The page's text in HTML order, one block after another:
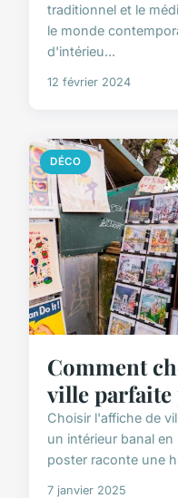
traditionnel et le
le monde
d'intérieu...
12 février 2024
DÉCO
Comment
ville parfaite
Choisir l'affiche de
un intérieur banal
poster raconte une
7 janvier 2025